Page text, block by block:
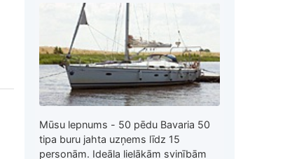
Mūsu lepnums - 50 pēdu Bavaria 50
tipa buru jahta uzņems līdz 15
personām. Ideāla lielākām svinībām